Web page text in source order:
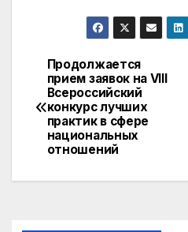
d
n
o
kl
a
s
s
ni
m
ail
h
at
A
Навигация
по
записям
Продолжается
прием заявок на VIII
Всероссийский
конкурс лучших
практик в сфере
национальных
отношений